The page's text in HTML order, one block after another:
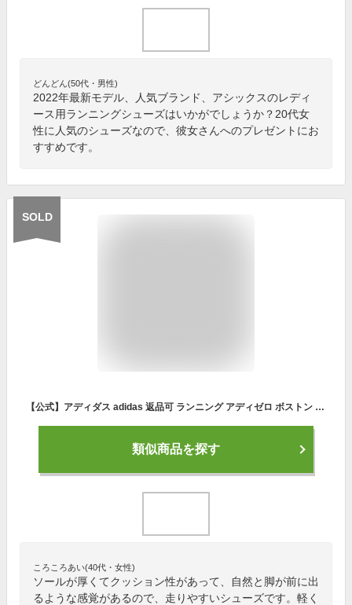
どんどん(50代・男性)
2022年最新モデル、人気ブランド、アシックスのレディ
ース用ランニングシューズはいかがでしょうか？20代女
性に人気のシューズなので、彼女さんへのプレゼントにお
すすめです。
SOLD
【公式】アディダス adidas 返品可 ランニング アディゼロ ボストン 11 W / Adizero Boston 11 W レディース シューズ・靴 スポーツシューズ ピンク GX6656 ランニングシューズ
類似商品を探す
ころころあい(40代・女性)
ソールが厚くてクッション性があって、自然と脚が前に出
るような感覚があるので、走りやすいシューズです。軽く